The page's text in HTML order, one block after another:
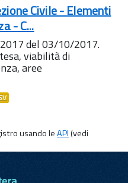
Civile - Elementi
- C...
del 03/10/2017.
viabilità di
aree
usando leAPI(vedi